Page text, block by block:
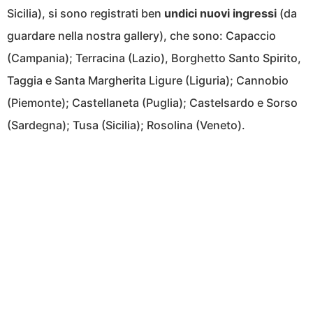
Sicilia), si sono registrati ben undici nuovi ingressi (da
guardare nella nostra gallery), che sono: Capaccio
(Campania); Terracina (Lazio), Borghetto Santo Spirito,
Taggia e Santa Margherita Ligure (Liguria); Cannobio
(Piemonte); Castellaneta (Puglia); Castelsardo e Sorso
(Sardegna); Tusa (Sicilia); Rosolina (Veneto).